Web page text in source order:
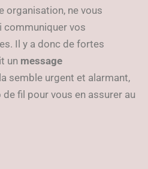
organisation, ne vous
communiquer vos
Il y a donc de fortes
un message
semble urgent et alarmant,
fil pour vous en assurer au